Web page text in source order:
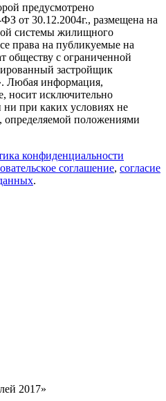
предусмотрено
от 30.12.2004г., размещена на
системы жилищного
права на публикуемые на
обществу с ограниченной
застройщик
информация,
носит исключительно
при каких условиях не
определяемой положениями
конфиденциальности
cоглашение, cогласие
.
2017»